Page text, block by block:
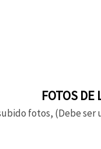
FOTOS DE
fotos, (Debe